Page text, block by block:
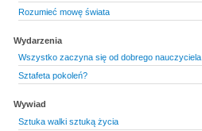
Rozumieć mowę świata
Wydarzenia
Wszystko zaczyna się od dobrego nauczyciela
Sztafeta pokoleń?
Wywiad
Sztuka walki sztuką życia